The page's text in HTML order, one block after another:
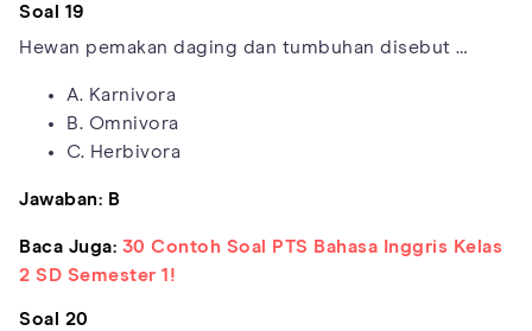
Soal 19
Hewan pemakan daging dan tumbuhan disebut …
A. Karnivora
B. Omnivora
C. Herbivora
Jawaban: B
Baca Juga: 30 Contoh Soal PTS Bahasa Inggris Kelas
2 SD Semester 1!
Soal 20